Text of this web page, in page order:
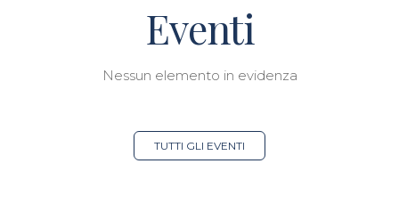
Eventi
Nessun elemento in evidenza
TUTTI GLI EVENTI